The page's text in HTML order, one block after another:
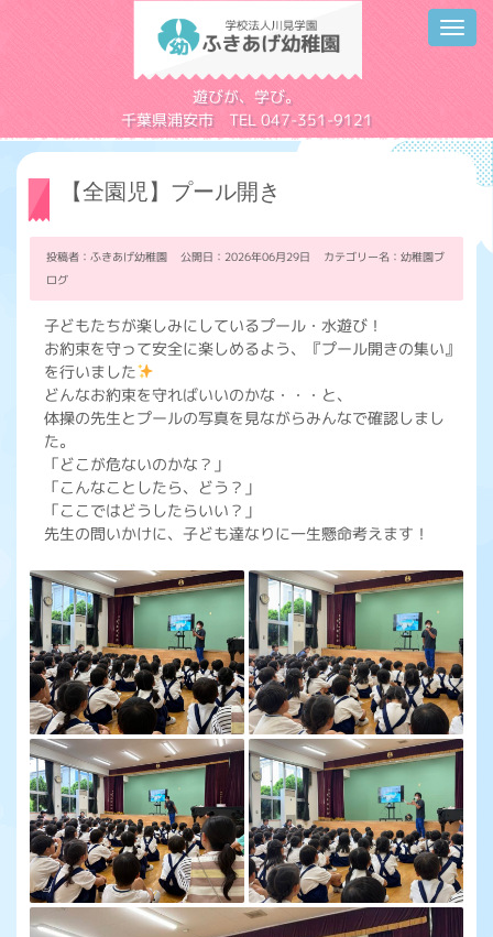
遊びが、学び。
千葉県浦安市 TEL 047-351-9121
【全園児】プール開き
投稿者：ふきあげ幼稚園 公開日：2026年06月29日 カテゴリー名： 幼稚園ブ
ログ
子どもたちが楽しみにしているプール・水遊び！
お約束を守って安全に楽しめるよう、『プール開きの集い』
を行いました
どんなお約束を守ればいいのかな・・・と、
体操の先生とプールの写真を見ながらみんなで確認しまし
た。
「どこが危ないのかな？」
「こんなことしたら、どう？」
「ここではどうしたらいい？」
先生の問いかけに、子ども達なりに一生懸命考えます！